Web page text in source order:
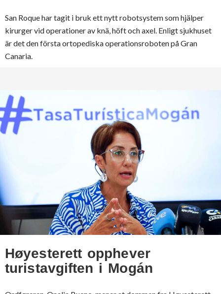
San Roque har tagit i bruk ett nytt robotsystem som hjälper
kirurger vid operationer av knä, höft och axel. Enligt sjukhuset
är det den första ortopediska operationsroboten på Gran
Canaria.
Høyesterett opphever
turistavgiften i Mogán